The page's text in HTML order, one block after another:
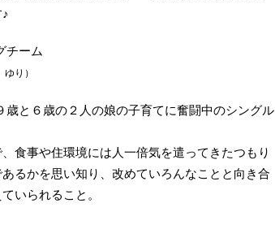
チーム
り）
歳と６歳の２人の娘の子育てに奮闘中のシングル
食事や住環境には人一倍気を遣ってきたつもり
るかを思い知り、改めていろんなことと向き合
いられること。